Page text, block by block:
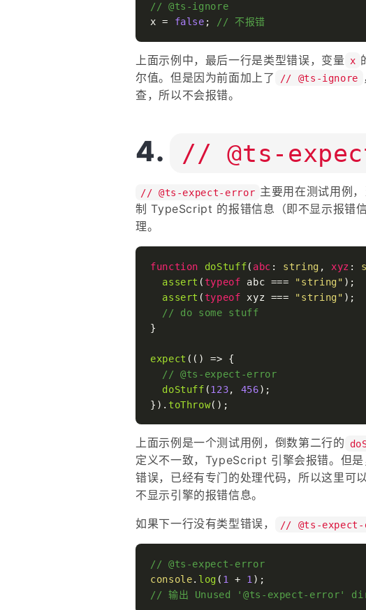
// @ts-ignore
x = false ; // 不报错
上面示例中，最后一行是类型错误，变量 x
尔值。但是因为前面加上了
// @ts-ignore
查，所以不会报错。
// @ts-
// @ts-expect-error 主要用在测试用例
制 TypeScript 的报错信息（即不显示报错
理。
function doStuff( abc : string , xyz :
assert (typeof abc === "string" );
assert (typeof xyz === "string" );
// do some stuff
}
expect ( () => {
// @ts-expect-error
doStuff (123, 456);
}). toThrow
上面示例是一个测试用例，倒数第二行的
定义不一致，TypeScript 引擎会报错。但
错误，已经有专门的处理代码，所以这里可
不显示引擎的报错信息。
如果下一行没有类型错误， // @ts-
// @ts-expect-error
console. log ( 1 + 1
// 输出 Unused '@ts-expect-error'